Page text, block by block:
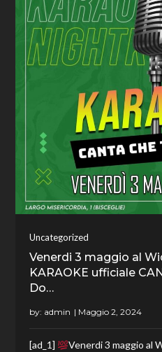
Uncategorized
Venerdi 3 maggio al
KARAOKE ufficiale
Do…
by: admin
[ad_1] Venerdi 3 maggio al